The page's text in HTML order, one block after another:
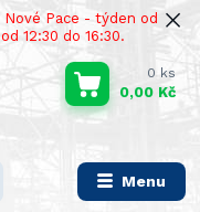
Pace - týden od
12:30 do 16:30.
Menu
0 ks
0,00 Kč